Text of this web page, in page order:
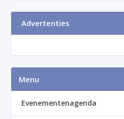
Advertenties
Menu
Evenementenagenda